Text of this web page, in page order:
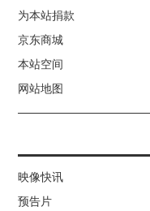
为本站捐款
京东商城
本站空间
网站地图
映像快讯
预告片